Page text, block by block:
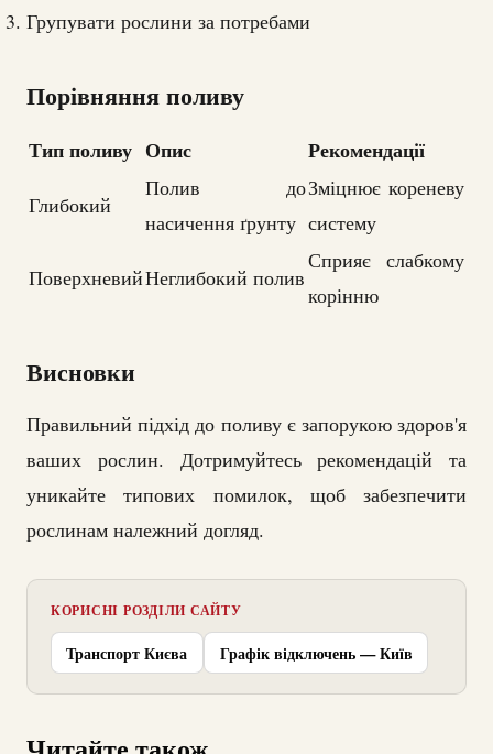
Групувати рослини за потребами
Порівняння поливу
Тип поливу Опис Рекомендації
Глибокий
Полив до
насичення ґрунту
Зміцнює кореневу
систему
ПоверхневийНеглибокий полив
Сприяє слабкому
корінню
Висновки
Правильний підхід до поливу є запорукою здоров'я
ваших рослин. Дотримуйтесь рекомендацій та
уникайте типових помилок, щоб забезпечити
рослинам належний догляд.
КОРИСНІ РОЗДІЛИ САЙТУ
Транспорт Києва Графік відключень — Київ